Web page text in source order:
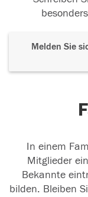
Melden Sie
In einem
Mitglieder
Bekannte
bilden. Bleiben